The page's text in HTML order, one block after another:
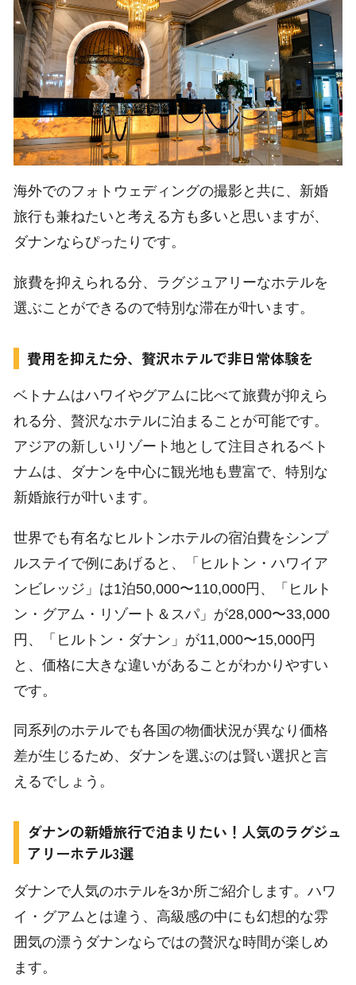
海外でのフォトウェディングの撮影と共に、新婚
旅行も兼ねたいと考える方も多いと思いますが、
ダナンならぴったりです。
旅費を抑えられる分、ラグジュアリーなホテルを
選ぶことができるので特別な滞在が叶います。
費用を抑えた分、贅沢ホテルで非日常体験を
ベトナムはハワイやグアムに比べて旅費が抑えら
れる分、贅沢なホテルに泊まることが可能です。
アジアの新しいリゾート地として注目されるベト
ナムは、ダナンを中心に観光地も豊富で、特別な
新婚旅行が叶います。
世界でも有名なヒルトンホテルの宿泊費をシンプ
ルステイで例にあげると、「ヒルトン・ハワイア
ンビレッジ」は1泊50,000〜110,000円、「ヒルト
ン・グアム・リゾート＆スパ」が28,000〜33,000
円、「ヒルトン・ダナン」が11,000〜15,000円
と、価格に大きな違いがあることがわかりやすい
です。
同系列のホテルでも各国の物価状況が異なり価格
差が生じるため、ダナンを選ぶのは賢い選択と言
えるでしょう。
ダナンの新婚旅行で泊まりたい！人気のラグジュ
アリーホテル3選
ダナンで人気のホテルを3か所ご紹介します。ハワ
イ・グアムとは違う、高級感の中にも幻想的な雰
囲気の漂うダナンならではの贅沢な時間が楽しめ
ます。